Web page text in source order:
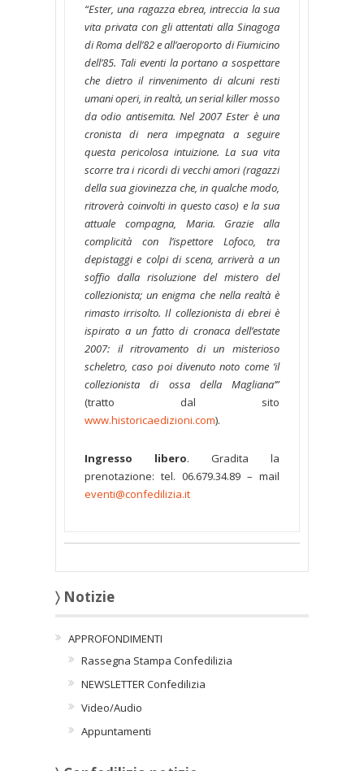
“Ester, una ragazza ebrea, intreccia la sua
vita privata con gli attentati alla Sinagoga
di Roma dell’82 e all’aeroporto di Fiumicino
dell’85. Tali eventi la portano a sospettare
che dietro il rinvenimento di alcuni resti
umani operi, in realtà, un serial killer mosso
da odio antisemita. Nel 2007 Ester è una
cronista di nera impegnata a seguire
questa pericolosa intuizione. La sua vita
scorre tra i ricordi di vecchi amori (ragazzi
della sua giovinezza che, in qualche modo,
ritroverà coinvolti in questo caso) e la sua
attuale compagna, Maria. Grazie alla
complicità con l’ispettore Lofoco, tra
depistaggi e colpi di scena, arriverà a un
soffio dalla risoluzione del mistero del
collezionista; un enigma che nella realtà è
rimasto irrisolto. Il collezionista di ebrei è
ispirato a un fatto di cronaca dell’estate
2007: il ritrovamento di un misterioso
scheletro, caso poi divenuto noto come ‘il
collezionista di ossa della Magliana’”
(tratto dal sito
www.historicaedizioni.com).
Ingresso libero. Gradita la
prenotazione: tel. 06.679.34.89 – mail
eventi@confedilizia.it
〉 Notizie
APPROFONDIMENTI
Rassegna Stampa Confedilizia
NEWSLETTER Confedilizia
Video/Audio
Appuntamenti